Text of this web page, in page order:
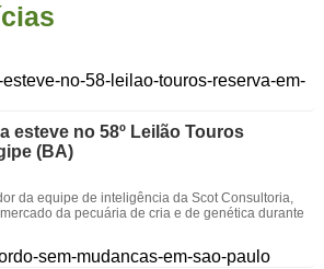
esteve no 58º Leilão Touros
(BA)
da equipe de inteligência da Scot Consultoria,
da pecuária de cria e de genética durante